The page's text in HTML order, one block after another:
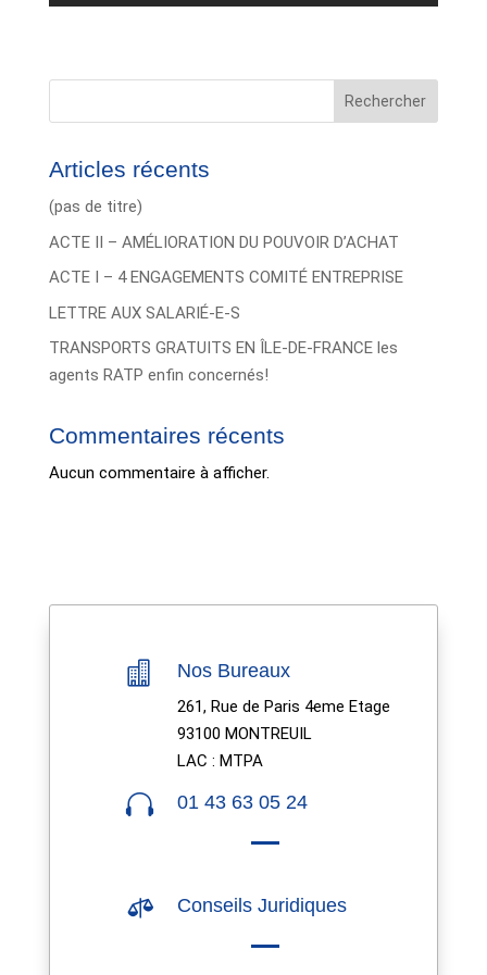
Rechercher
Articles récents
(pas de titre)
ACTE II – AMÉLIORATION DU POUVOIR D’ACHAT
ACTE I – 4 ENGAGEMENTS COMITÉ ENTREPRISE
LETTRE AUX SALARIÉ-E-S
TRANSPORTS GRATUITS EN ÎLE-DE-FRANCE les
agents RATP enfin concernés!
Commentaires récents
Aucun commentaire à afficher.
 Nos Bureaux
261, Rue de Paris 4eme Etage
93100 MONTREUIL
LAC : MTPA
 01 43 63 05 24
 Conseils Juridiques